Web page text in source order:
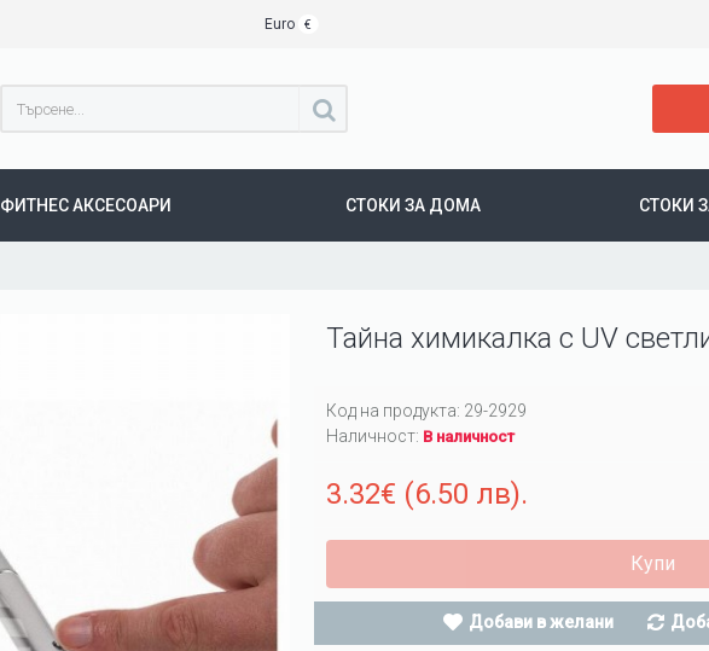
Euro €
ФИТНЕС АКСЕСОАРИ СТОКИ ЗА ДОМА СТОКИ
Тайна химикалка с UV
Код на продукта: 29-2929
Наличност: В наличност
3.32€ (6.50 лв).
Купи
Добави в желани